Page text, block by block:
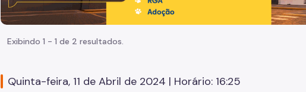
Exibindo 1 - 1 de 2 resultados.
Quinta-feira, 11 de Abril de 2024 | Horário: 16:25